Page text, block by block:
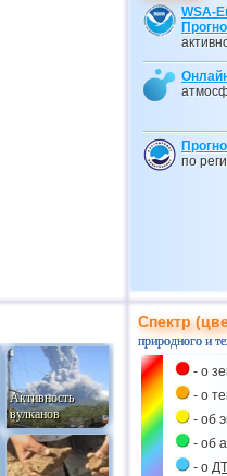
WSA-
по
Активность
вулканов
Спектр
природного и
- о
- о
- об
- об
- о